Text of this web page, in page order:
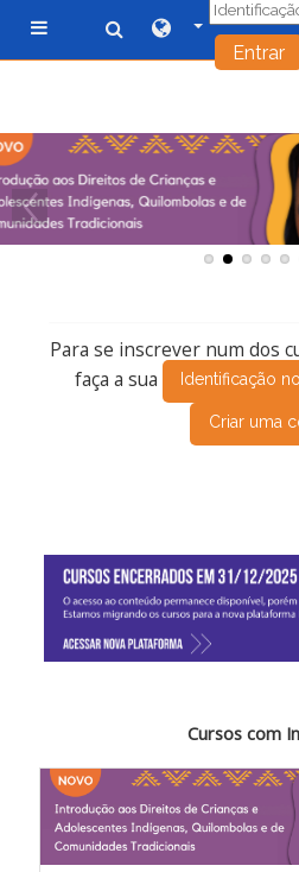
Ir para o conteúdo principal
Painel lateral Entrar
Para se inscrever num dos
faça a sua
Identificação
Criar uma
Cursos com